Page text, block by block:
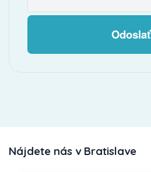
Odoslať
Nájdete nás v Bratislave